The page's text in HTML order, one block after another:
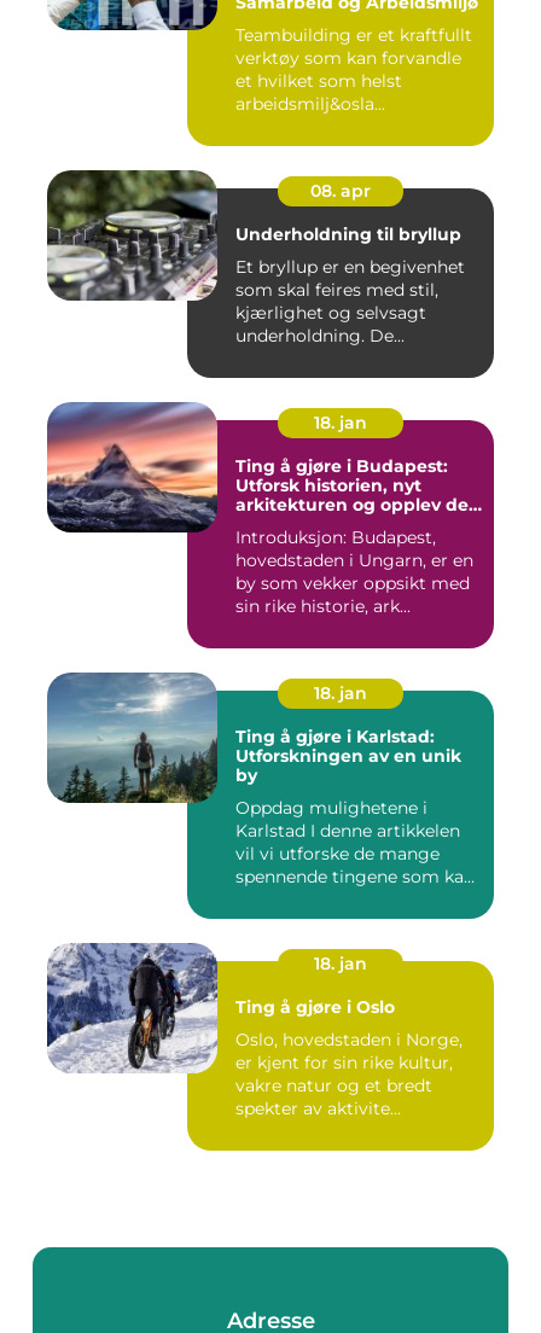
Teambuilding er et kraftfullt
verktøy som kan forvandle
et hvilket som helst
arbeidsmilj&osla...
08. apr
Underholdning til bryllup
Et bryllup er en begivenhet
som skal feires med stil,
kjærlighet og selvsagt
underholdning. De...
18. jan
Ting å gjøre i Budapest:
Utforsk historien, nyt
arkitekturen og opplev det
Introduksjon: Budapest,
hovedstaden i Ungarn, er en
by som vekker oppsikt med
sin rike historie, ark...
18. jan
Ting å gjøre i Karlstad:
Utforskningen av en unik
by
Oppdag mulighetene i
Karlstad I denne artikkelen
vil vi utforske de mange
spennende tingene som kan
18. jan
Ting å gjøre i Oslo
Oslo, hovedstaden i Norge,
er kjent for sin rike kultur,
vakre natur og et bredt
spekter av aktivite...
Adresse